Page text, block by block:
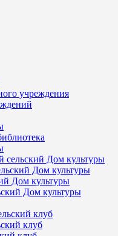
учреждения
Дом культуры
Дом культуры
Дом культуры
Дом культуры
клуб
клуб